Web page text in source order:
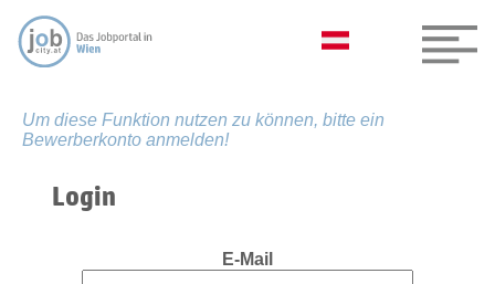
Um diese Funktion nutzen zu können, bitte ein
Bewerberkonto anmelden!
Login
E-Mail